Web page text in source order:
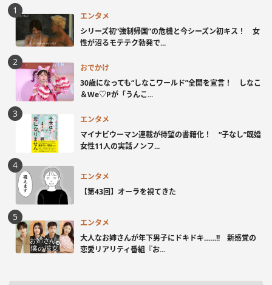
エンタメ
シリーズ初“強制帰国”の危機と今シーズン初キス！ 女
性が沼るモテテク勃発で...
おでかけ
30歳になっても“しなこワールド”全開を宣言！ しなこ
＆We♡Pが「うんこ...
エンタメ
マイナビウーマン連載が待望の書籍化！ “子なし”既婚
女性11人の実話ノンフ...
エンタメ
【第43回】オーラを視てきた
エンタメ
大人なお姉さんが年下男子にドキドキ……!! 新感覚の
恋愛リアリティ番組『お...